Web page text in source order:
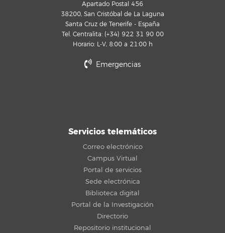
Apartado Postal 456
38200, San Cristóbal de La Laguna
Santa Cruz de Tenerife - España
Tel. Centralita: (+34) 922 31 90 00
Horario: L-V, 8:00 a 21:00 h
Emergencias
Servicios telemáticos
Correo electrónico
Campus Virtual
Portal de servicios
Sede electrónica
Biblioteca digital
Portal de la Investigación
Directorio
Repositorio institucional